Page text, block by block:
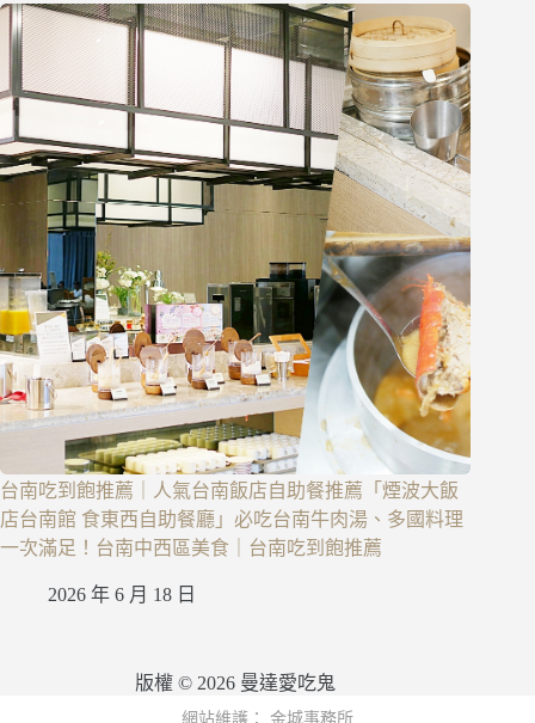
台南吃到飽推薦｜人氣台南飯店自助餐推薦「煙波大飯
店台南館 食東西自助餐廳」必吃台南牛肉湯、多國料理
一次滿足！台南中西區美食｜台南吃到飽推薦
2026 年 6 月 18 日
版權 © 2026 曼達愛吃鬼
網站維護： 金城事務所